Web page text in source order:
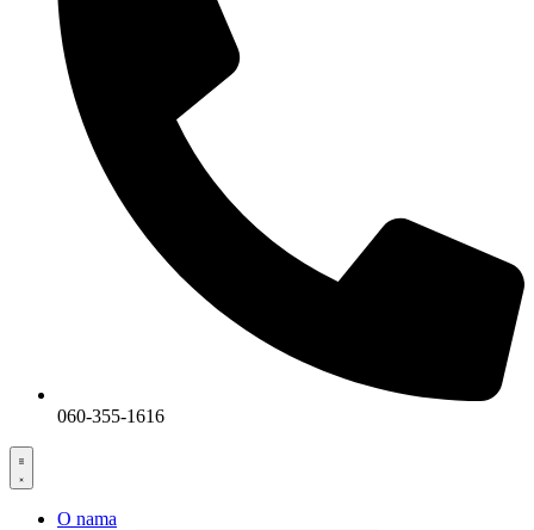
060-355-1616
O nama